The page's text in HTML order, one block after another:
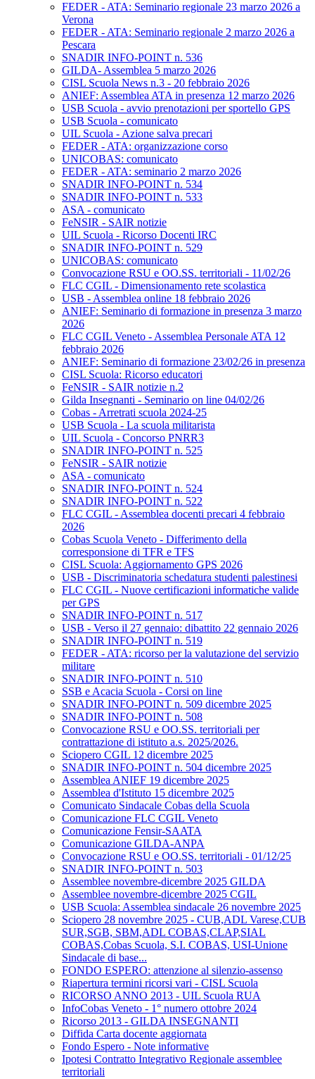
FEDER - ATA: Seminario regionale 23 marzo 2026 a
Verona
FEDER - ATA: Seminario regionale 2 marzo 2026 a
Pescara
SNADIR INFO-POINT n. 536
GILDA- Assemblea 5 marzo 2026
CISL Scuola News n.3 - 20 febbraio 2026
ANIEF: Assemblea ATA in presenza 12 marzo 2026
USB Scuola - avvio prenotazioni per sportello GPS
USB Scuola - comunicato
UIL Scuola - Azione salva precari
FEDER - ATA: organizzazione corso
UNICOBAS: comunicato
FEDER - ATA: seminario 2 marzo 2026
SNADIR INFO-POINT n. 534
SNADIR INFO-POINT n. 533
ASA - comunicato
FeNSIR - SAIR notizie
UIL Scuola - Ricorso Docenti IRC
SNADIR INFO-POINT n. 529
UNICOBAS: comunicato
Convocazione RSU e OO.SS. territoriali - 11/02/26
FLC CGIL - Dimensionamento rete scolastica
USB - Assemblea online 18 febbraio 2026
ANIEF: Seminario di formazione in presenza 3 marzo
2026
FLC CGIL Veneto - Assemblea Personale ATA 12
febbraio 2026
ANIEF: Seminario di formazione 23/02/26 in presenza
CISL Scuola: Ricorso educatori
FeNSIR - SAIR notizie n.2
Gilda Insegnanti - Seminario on line 04/02/26
Cobas - Arretrati scuola 2024-25
USB Scuola - La scuola militarista
UIL Scuola - Concorso PNRR3
SNADIR INFO-POINT n. 525
FeNSIR - SAIR notizie
ASA - comunicato
SNADIR INFO-POINT n. 524
SNADIR INFO-POINT n. 522
FLC CGIL - Assemblea docenti precari 4 febbraio
2026
Cobas Scuola Veneto - Differimento della
corresponsione di TFR e TFS
CISL Scuola: Aggiornamento GPS 2026
USB - Discriminatoria schedatura studenti palestinesi
FLC CGIL - Nuove certificazioni informatiche valide
per GPS
SNADIR INFO-POINT n. 517
USB - Verso il 27 gennaio: dibattito 22 gennaio 2026
SNADIR INFO-POINT n. 519
FEDER - ATA: ricorso per la valutazione del servizio
militare
SNADIR INFO-POINT n. 510
SSB e Acacia Scuola - Corsi on line
SNADIR INFO-POINT n. 509 dicembre 2025
SNADIR INFO-POINT n. 508
Convocazione RSU e OO.SS. territoriali per
contrattazione di istituto a.s. 2025/2026.
Sciopero CGIL 12 dicembre 2025
SNADIR INFO-POINT n. 504 dicembre 2025
Assemblea ANIEF 19 dicembre 2025
Assemblea d'Istituto 15 dicembre 2025
Comunicato Sindacale Cobas della Scuola
Comunicazione FLC CGIL Veneto
Comunicazione Fensir-SAATA
Comunicazione GILDA-ANPA
Convocazione RSU e OO.SS. territoriali - 01/12/25
SNADIR INFO-POINT n. 503
Assemblee novembre-dicembre 2025 GILDA
Assemblee novembre-dicembre 2025 CGIL
USB Scuola: Assemblea sindacale 26 novembre 2025
Sciopero 28 novembre 2025 - CUB,ADL Varese,CUB
SUR,SGB, SBM,ADL COBAS,CLAP,SIAL
COBAS,Cobas Scuola, S.I. COBAS, USI-Unione
Sindacale di base...
FONDO ESPERO: attenzione al silenzio-assenso
Riapertura termini ricorsi vari - CISL Scuola
RICORSO ANNO 2013 - UIL Scuola RUA
InfoCobas Veneto - 1° numero ottobre 2024
Ricorso 2013 - GILDA INSEGNANTI
Diffida Carta docente aggiornata
Fondo Espero - Note informative
Ipotesi Contratto Integrativo Regionale assemblee
territoriali